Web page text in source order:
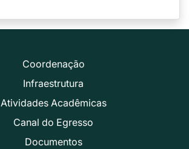
Coordenação
Infraestrutura
Atividades Acadêmicas
Canal do Egresso
Documentos